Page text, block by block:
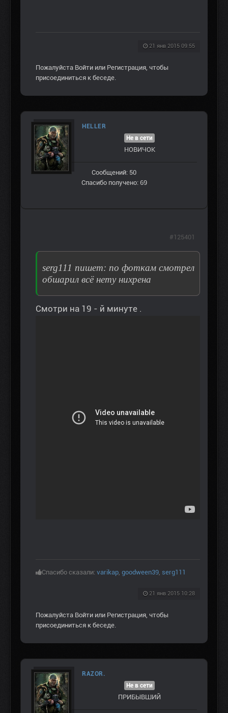
21 янв 2015 09:55
Пожалуйста Войти или Регистрация, чтобы
присоединиться к беседе.
HELLER
Не в сети
НОВИЧОК
Сообщений: 50
Спасибо получено: 69
serg111 пишет: по фоткам смотрел
обшарил всё нету нихрена
Смотри на 19 - й минуте .
Спасибо сказали: varikap, goodween39, serg111
21 янв 2015 10:28
#125401
Пожалуйста Войти или Регистрация, чтобы
присоединиться к беседе.
RAZOR.
Не в сети
ПРИБЫВШИЙ